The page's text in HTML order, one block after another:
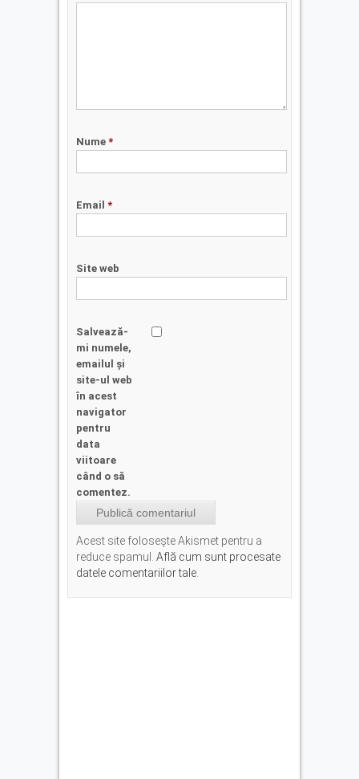
Nume *
Email *
Site web
Salvează-
mi numele,
emailul și
site-ul web
în acest
navigator
pentru
data
viitoare
când o să
comentez.
Acest site folosește Akismet pentru a
reduce spamul. Află cum sunt procesate
datele comentariilor tale